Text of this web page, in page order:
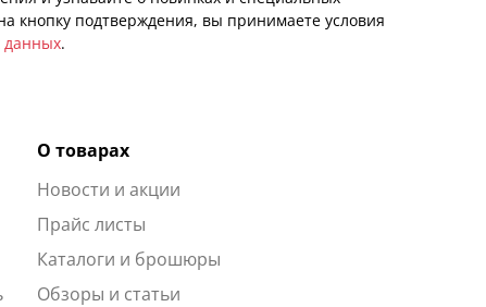
кнопку подтверждения, вы принимаете условия
данных.
О товарах
Новости и акции
Прайс листы
Каталоги и брошюры
Обзоры и статьи